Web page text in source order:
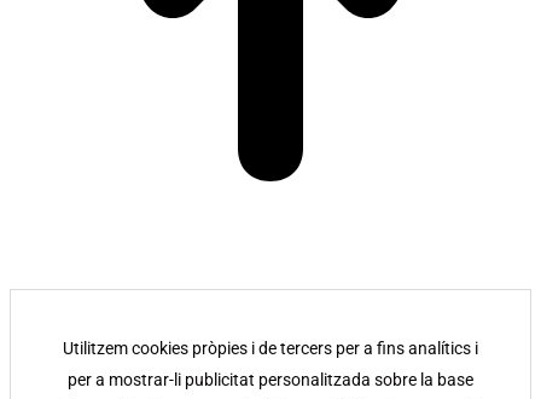
Utilitzem cookies pròpies i de tercers per a fins analítics i
per a mostrar-li publicitat personalitzada sobre la base